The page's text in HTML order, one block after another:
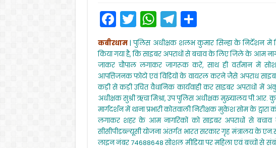
F
a
c
e
b
o
o
k
T
w
itt
er
W
h
a
ts
A
p
p
T
el
e
gr
a
m
S
h
ar
e
कबीरधाम| पुलिस अधीक्षक शलभ कुमार सिन्हा के निर्देशन में
किया गया है, कि साइबर अपराधों से बचाव के लिए जिले के आम
जाकर चौपाल लगाकर जागरूक करें, साथ ही वर्तमान में
आपत्तिजनक फोटो एवं विडियों के वायरल करने जैसे अपराध साइबर
कड़ी से कड़ी उचित वैधानिक कार्यवाही कर साइबर अपराधों में
अधीक्षक सुश्री ऋचा मिश्रा, उप पुलिस अधीक्षक मुख्यालय
मार्गदर्शन में थाना प्रभारी कोतवाली निरीक्षक मुकेश सोम के
लगाकर शहर के आम नागरिकों को साइबर अपराधों से बचाव
सीसीपीडब्ल्यूसी योजना अंतर्गत भारत सरकार गृह मंत्रालय के
लाइन नंबर 74688648 सोशल मीडिया पर महिला एवं बच्चों से